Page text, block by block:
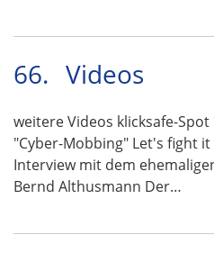
66. Videos
weitere Videos klicksafe-Spot
"Cyber-Mobbing" Let's fight
Interview mit dem
Bernd Althusmann Der…